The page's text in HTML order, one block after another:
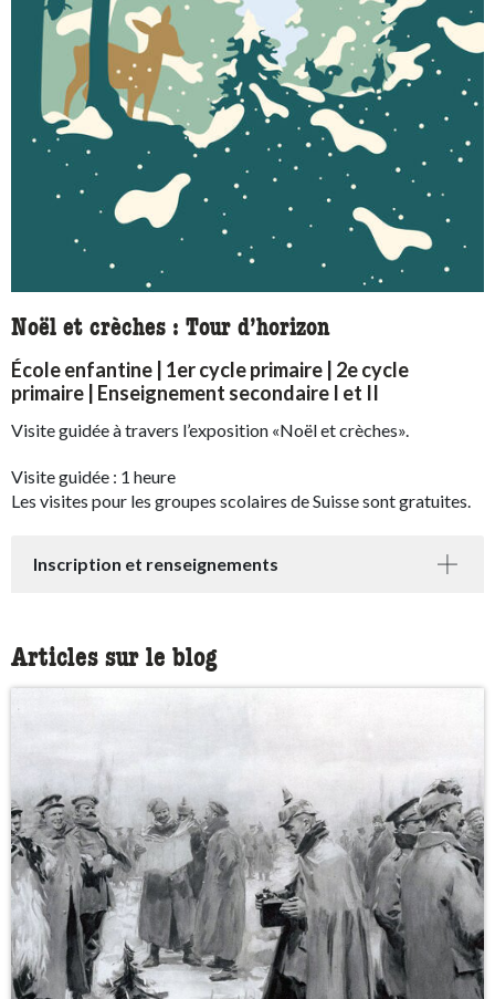
Noël et crèches : Tour d’horizon
École enfantine | 1er cycle primaire | 2e cycle
primaire | Enseignement secondaire I et II
Visite guidée à travers l’exposition «Noël et crèches».
Visite guidée : 1 heure
Les visites pour les groupes scolaires de Suisse sont gratuites.
Inscription et renseignements
Articles sur le blog